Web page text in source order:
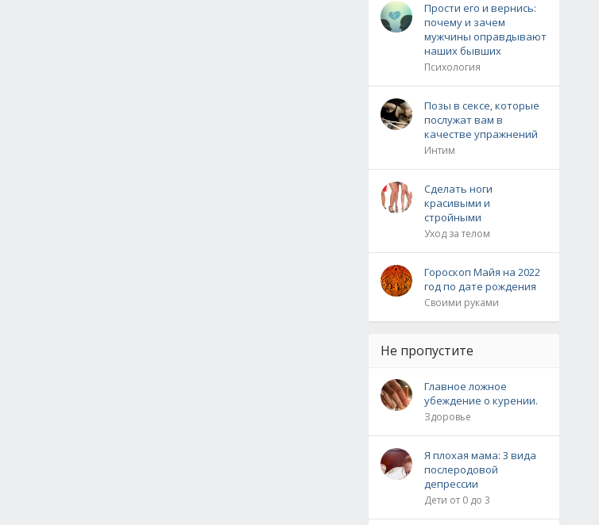
Прости его и вернись:
почему и зачем
мужчины оправдывают
наших бывших
Психология
Позы в сексе, которые
послужат вам в
качестве упражнений
Интим
Сделать ноги
красивыми и
стройными
Уход за телом
Гороскоп Майя на 2022
год по дате рождения
Своими руками
Не пропустите
Главное ложное
убеждение о курении.
Здоровье
Я плохая мама: 3 вида
послеродовой
депрессии
Дети от 0 до 3